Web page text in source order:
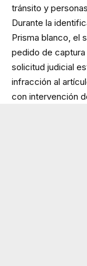
tránsito y
Durante la
Prisma blanco, el
pedido de captura
solicitud judicial
infracción al
con intervención